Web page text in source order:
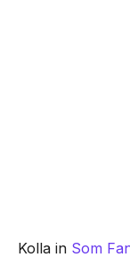
Kolla in Som